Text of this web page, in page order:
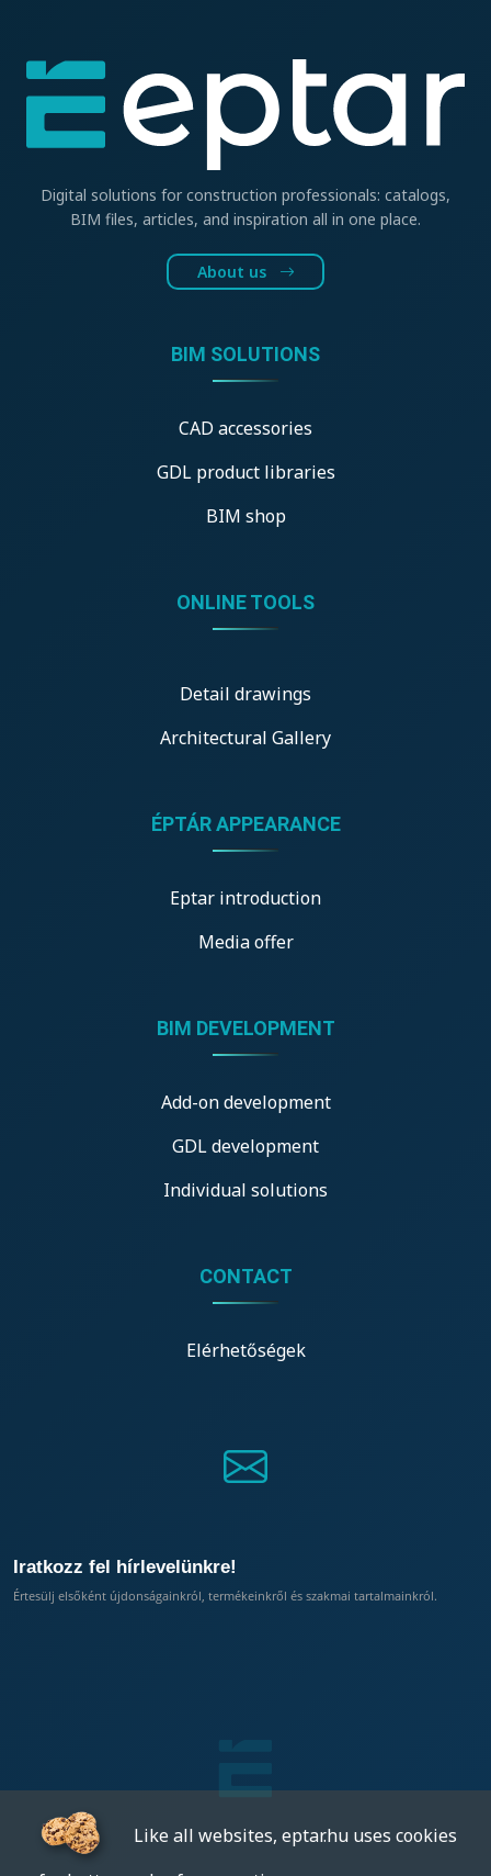
Digital solutions for construction professionals: catalogs,
BIM files, articles, and inspiration all in one place.
About us
BIM SOLUTIONS
CAD accessories
GDL product libraries
BIM shop
ONLINE TOOLS
Detail drawings
Architectural Gallery
ÉPTÁR APPEARANCE
Eptar introduction
Media offer
BIM DEVELOPMENT
Add-on development
GDL development
Individual solutions
CONTACT
Elérhetőségek
Iratkozz fel hírlevelünkre!
Értesülj elsőként újdonságainkról, termékeinkről és szakmai tartalmainkról.
Like all websites, eptar.hu uses cookies